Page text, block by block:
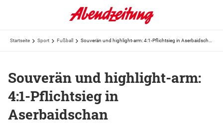
Startseite Sport Fußball
Souverän und highlight-arm:
4:1-Pflichtsieg in
Aserbaidschan